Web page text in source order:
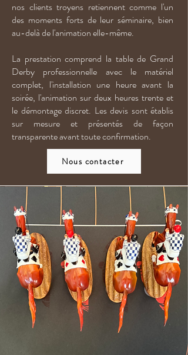
nos clients troyens retiennent comme l'un
des moments forts de leur séminaire, bien
au-delà de l'animation elle-même.
La prestation comprend la table de Grand
Derby professionnelle avec le matériel
complet, l'installation une heure avant la
soirée, l'animation sur deux heures trente et
le démontage discret. Les devis sont établis
sur mesure et présentés de façon
transparente avant toute confirmation.
Nous contacter